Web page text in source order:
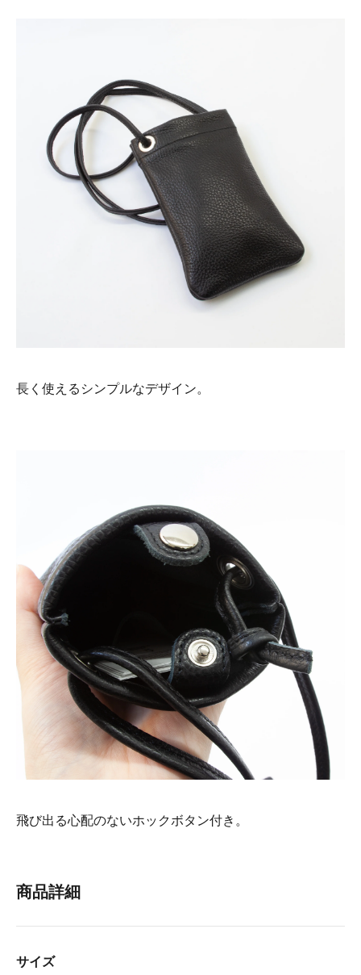
長く使えるシンプルなデザイン。
飛び出る心配のないホックボタン付き。
商品詳細
サイズ